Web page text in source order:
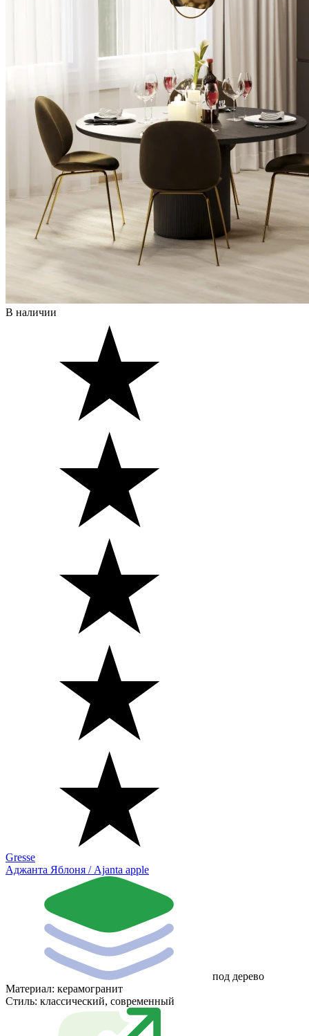
В наличии
Gresse
Аджанта Яблоня / Ajanta apple
под дерево
Материал: керамогранит
Стиль: классический, современный